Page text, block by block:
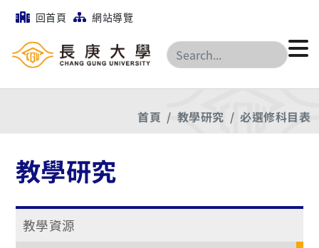
回首頁 網站導覽
搜尋
首頁 教學研究 必選修科目表
教學研究
教學資源